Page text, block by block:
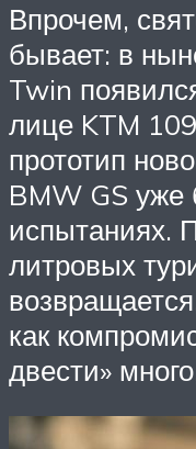
Впрочем,
бывает: в
Twin
лице KTM
прототип
BMW GS уже
испытаниях.
литровых
как
двести»